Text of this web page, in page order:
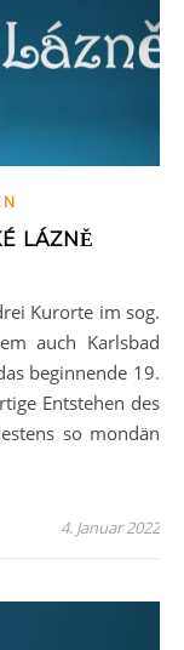
LÁZNĚ
auch Karlsbad
beginnende 19.
Entstehen des
so mondän
4. Januar 2022